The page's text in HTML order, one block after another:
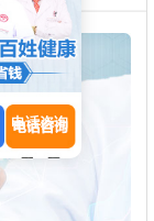
电话咨询